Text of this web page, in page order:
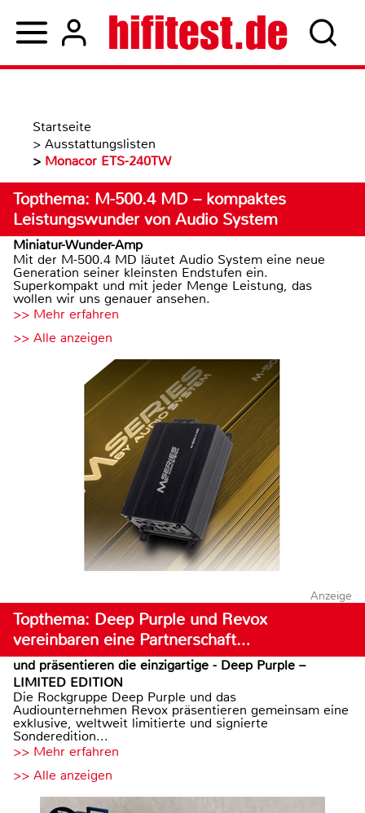
Startseite
> Ausstattungslisten
> Monacor ETS-240TW
Topthema: M-500.4 MD – kompaktes
Leistungswunder von Audio System
Miniatur-Wunder-Amp
Mit der M-500.4 MD läutet Audio System eine neue
Generation seiner kleinsten Endstufen ein.
Superkompakt und mit jeder Menge Leistung, das
wollen wir uns genauer ansehen.
>> Mehr erfahren
>> Alle anzeigen
Anzeige
Topthema: Deep Purple und Revox
vereinbaren eine Partnerschaft…
und präsentieren die einzigartige - Deep Purple –
LIMITED EDITION
Die Rockgruppe Deep Purple und das
Audiounternehmen Revox präsentieren gemeinsam eine
exklusive, weltweit limitierte und signierte
Sonderedition...
>> Mehr erfahren
>> Alle anzeigen